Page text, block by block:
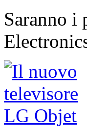
Saranno i